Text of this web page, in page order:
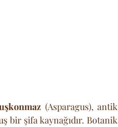
(Asparagus), antik
bir şifa kaynağıdır. Botanik